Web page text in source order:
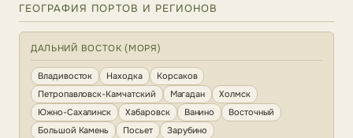
ГЕОГРАФИЯ ПОРТОВ И РЕГИОНОВ
ДАЛЬНИЙ ВОСТОК (МОРЯ)
Владивосток Находка
Корсаков
Петропавловск-Камчатский
Магадан
Холмск
Южно-Сахалинск
Хабаровск Ванино
Восточный
Большой Камень
Посьет Зарубино